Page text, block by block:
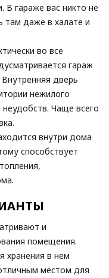
гараже вас никто не
там даже в халате и
во все
гараж
дверь
нежилого
Чаще всего
внутри дома
способствует
и
помещения.
хранения в нем
местом для